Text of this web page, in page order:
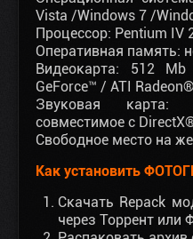
Vista /Windows 7 /
Процессор: Pentium IV
Оперативная память:
Видеокарта: 512
GeForce™ / ATI Radeon®
Звуковая карта:
совместимое с
Свободное место на
Как установить
Скачать Repack
через Торрент или